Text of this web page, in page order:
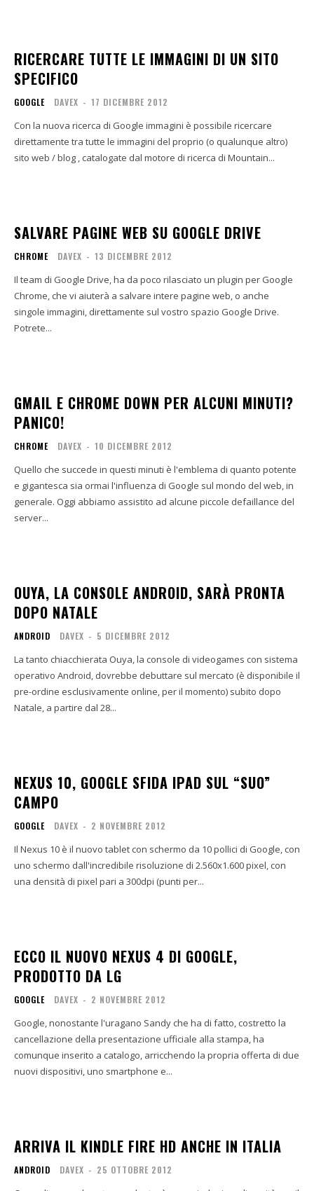
RICERCARE TUTTE LE IMMAGINI DI UN SITO
SPECIFICO
GOOGLE DAVEX - 17 DICEMBRE 2012
Con la nuova ricerca di Google immagini è possibile ricercare
direttamente tra tutte le immagini del proprio (o qualunque altro)
sito web / blog , catalogate dal motore di ricerca di Mountain...
SALVARE PAGINE WEB SU GOOGLE DRIVE
CHROME DAVEX - 13 DICEMBRE 2012
Il team di Google Drive, ha da poco rilasciato un plugin per Google
Chrome, che vi aiuterà a salvare intere pagine web, o anche
singole immagini, direttamente sul vostro spazio Google Drive.
Potrete...
GMAIL E CHROME DOWN PER ALCUNI MINUTI?
PANICO!
CHROME DAVEX - 10 DICEMBRE 2012
Quello che succede in questi minuti è l'emblema di quanto potente
e gigantesca sia ormai l'influenza di Google sul mondo del web, in
generale. Oggi abbiamo assistito ad alcune piccole defaillance del
server...
OUYA, LA CONSOLE ANDROID, SARÀ PRONTA
DOPO NATALE
ANDROID DAVEX - 5 DICEMBRE 2012
La tanto chiacchierata Ouya, la console di videogames con sistema
operativo Android, dovrebbe debuttare sul mercato (è disponibile il
pre-ordine esclusivamente online, per il momento) subito dopo
Natale, a partire dal 28...
NEXUS 10, GOOGLE SFIDA IPAD SUL “SUO”
CAMPO
GOOGLE DAVEX - 2 NOVEMBRE 2012
Il Nexus 10 è il nuovo tablet con schermo da 10 pollici di Google, con
uno schermo dall'incredibile risoluzione di 2.560x1.600 pixel, con
una densità di pixel pari a 300dpi (punti per...
ECCO IL NUOVO NEXUS 4 DI GOOGLE,
PRODOTTO DA LG
GOOGLE DAVEX - 2 NOVEMBRE 2012
Google, nonostante l'uragano Sandy che ha di fatto, costretto la
cancellazione della presentazione ufficiale alla stampa, ha
comunque inserito a catalogo, arricchendo la propria offerta di due
nuovi dispositivi, uno smartphone e...
ARRIVA IL KINDLE FIRE HD ANCHE IN ITALIA
ANDROID DAVEX - 25 OTTOBRE 2012